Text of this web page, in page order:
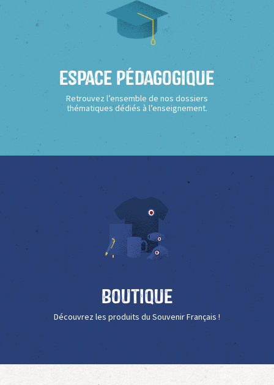
Espace Pédagogique
Retrouvez l’ensemble de nos dossiers
thématiques dédiés à l’enseignement.
Boutique
Découvrez les produits du Souvenir Français !